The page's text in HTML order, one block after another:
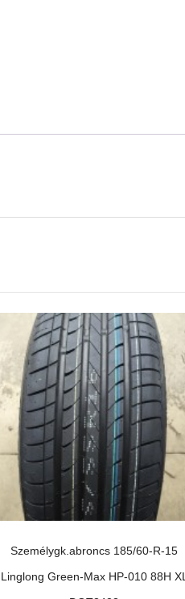
Személygk.abroncs 185/60-R-15
Linglong Green-Max HP-010 88H XL